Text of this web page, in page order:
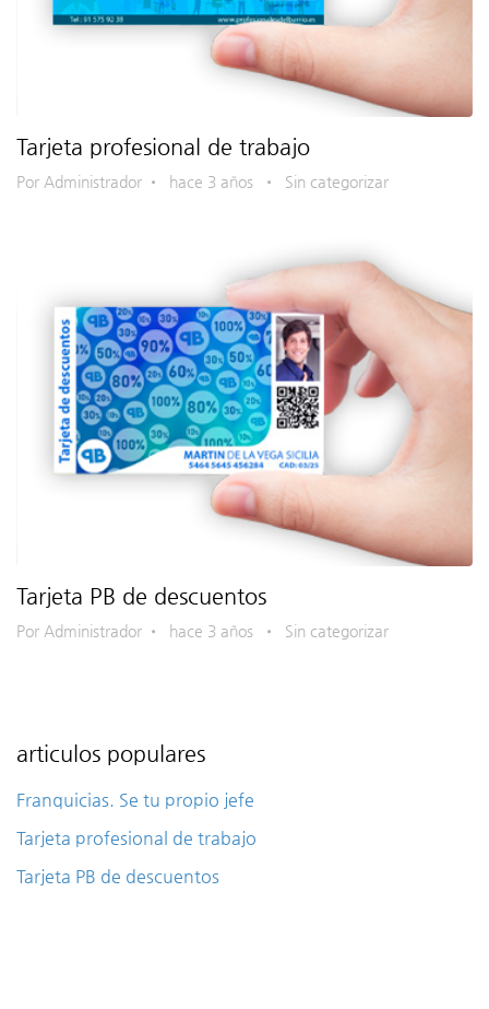
Tarjeta profesional de trabajo
Por Administrador • hace 3 años • Sin categorizar
Tarjeta PB de descuentos
Por Administrador • hace 3 años • Sin categorizar
articulos populares
Franquicias. Se tu propio jefe
Tarjeta profesional de trabajo
Tarjeta PB de descuentos